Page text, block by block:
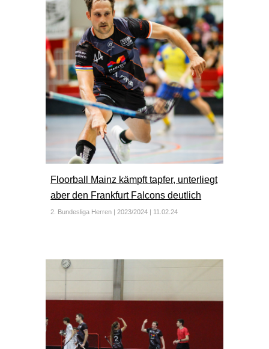
Floorball Mainz kämpft tapfer, unterliegt
aber den Frankfurt Falcons deutlich
2. Bundesliga Herren | 2023/2024 | 11 .02.24